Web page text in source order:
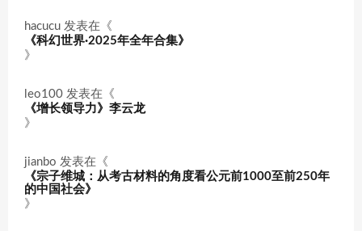
hacucu 发表在《
《科幻世界·2025年全年合集》
》
leo100 发表在《
《增长领导力》李云龙
》
jianbo 发表在《
《宗子维城：从考古材料的角度看公元前1000至前250年
的中国社会》
》